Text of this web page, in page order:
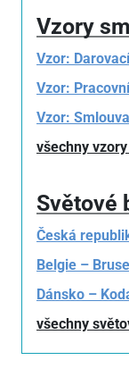
Vzory
Vzor:
Vzor:
Vzor:
všechny
Světové
Česká
Belgie –
Dánsko –
všechny